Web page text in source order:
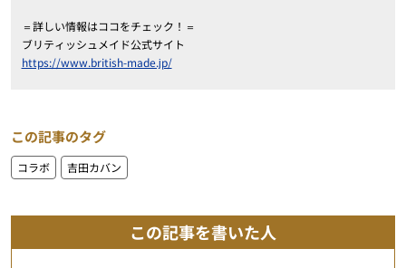
＝詳しい情報はココをチェック！＝
ブリティッシュメイド公式サイト
https://www.british-made.jp/
この記事のタグ
コラボ 吉田カバン
この記事を書いた人